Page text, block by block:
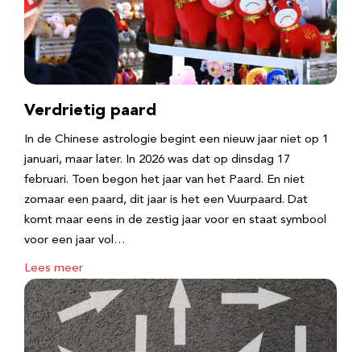
Verdrietig paard
In de Chinese astrologie begint een nieuw jaar niet op 1
januari, maar later. In 2026 was dat op dinsdag 17
februari. Toen begon het jaar van het Paard. En niet
zomaar een paard, dit jaar is het een Vuurpaard. Dat
komt maar eens in de zestig jaar voor en staat symbool
voor een jaar vol…
Lees meer